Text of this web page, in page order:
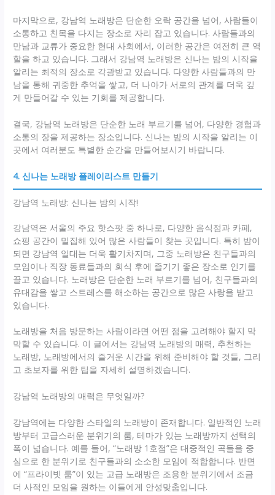
마지막으로, 강남역 노래방은 단순한 오락 공간을 넘어, 사람들이
소통하고 친목을 다지는 장소로 자리 잡고 있습니다. 사람들과의
만남과 교류가 중요한 현대 사회에서, 이러한 공간은 여전히 큰 역
할을 하고 있습니다. 그래서 강남역 노래방은 신나는 밤의 시작을
알리는 최적의 장소로 각광받고 있습니다. 다양한 사람들과의 만
남을 통해 귀중한 추억을 쌓고, 더 나아가 서로의 관계를 더욱 깊
게 만들어갈 수 있는 기회를 제공합니다.
결국, 강남역 노래방은 단순한 노래 부르기를 넘어, 다양한 경험과
소통의 장을 제공하는 장소입니다. 신나는 밤의 시작을 알리는 이
곳에서 여러분도 특별한 순간을 만들어보시기 바랍니다.
4. 신나는 노래방 플레이리스트 만들기
강남역 노래방: 신나는 밤의 시작!
강남역은 서울의 주요 핫스팟 중 하나로, 다양한 음식점과 카페,
쇼핑 공간이 밀집해 있어 많은 사람들이 찾는 곳입니다. 특히 밤이
되면 강남역 일대는 더욱 활기차지며, 그중 노래방은 친구들과의
모임이나 직장 동료들과의 회식 후에 즐기기 좋은 장소로 인기를
끌고 있습니다. 노래방은 단순한 노래 부르기를 넘어, 친구들과의
유대감을 쌓고 스트레스를 해소하는 공간으로 많은 사랑을 받고
있습니다.
노래방을 처음 방문하는 사람이라면 어떤 점을 고려해야 할지 막
막할 수 있습니다. 이 글에서는 강남역 노래방의 매력, 추천하는
노래방, 노래방에서의 즐거운 시간을 위해 준비해야 할 것들, 그리
고 초보자를 위한 팁을 자세히 설명하겠습니다.
강남역 노래방의 매력은 무엇일까?
강남역에는 다양한 스타일의 노래방이 존재합니다. 일반적인 노래
방부터 고급스러운 분위기의 룸, 테마가 있는 노래방까지 선택의
폭이 넓습니다. 예를 들어, “노래방 1호점”은 대중적인 곡들을 중
심으로 한 분위기로 친구들과의 소소한 모임에 적합합니다. 반면
에 “프라이빗 룸”이 있는 고급 노래방은 조용한 분위기에서 조금
더 사적인 모임을 원하는 이들에게 안성맞춤입니다.